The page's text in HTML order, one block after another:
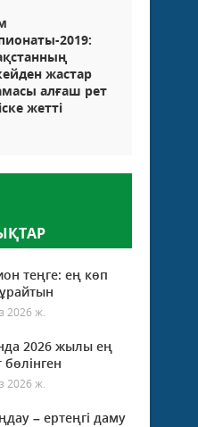
2019:
жастар
алғаш рет
жетті
теңге: ең көп
2026 ж.
2026 жылы ең
бөлінген
2026 ж.
– ертеңгі даму